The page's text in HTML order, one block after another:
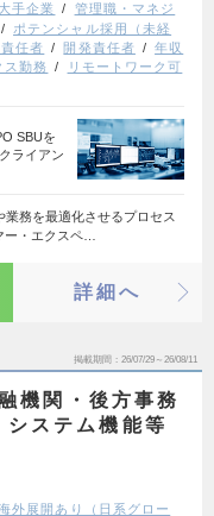
大手企業
管理職・マネジ
ポテンシャル採用（未経
任者 開発責任者
年収
ス勤務
リモートワーク可
SBUを
ライアン
務を最適化させるプロセス
ー・エクスペ…
詳細へ
掲載期間 26/07/29～26/08/11
機関・後方事務
ステム機能等
外展開あり（日系グロー